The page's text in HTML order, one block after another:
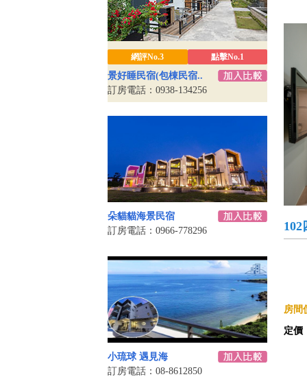
網評No.3 點擊No.1
景好睡民宿(包棟民宿..
訂房電話：0938-134256
朵貓貓海景民宿
訂房電話：0966-778296
小琉球 遇見海
訂房電話：08-8612850
102
房間
定價